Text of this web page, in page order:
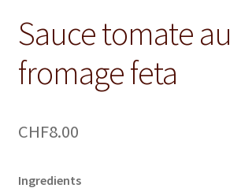
Sauce tomate au
fromage feta
CHF8.00
Ingredients